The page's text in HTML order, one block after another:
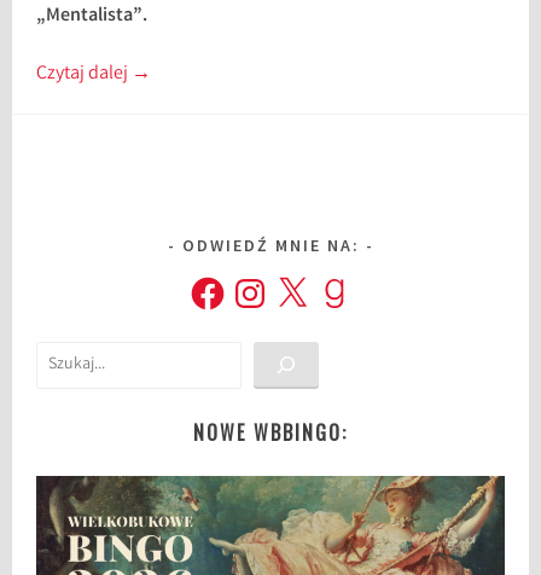
„Mentalista”.
Czytaj dalej →
ODWIEDŹ MNIE NA:
FacebookInstagram
X Goodreads
Szukaj
NOWE WBBINGO: